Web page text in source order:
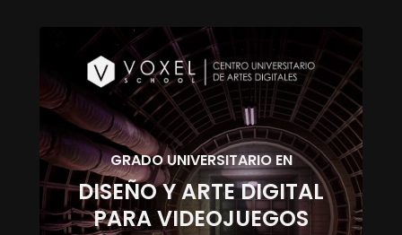
GRADO UNIVERSITARIO EN
DISEÑO Y ARTE DIGITAL
PARA VIDEOJUEGOS